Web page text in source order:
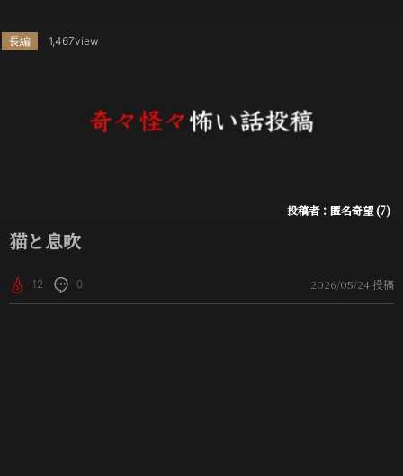
投稿者：匿名奇望 (7)
長編 1,467view
猫と息吹
12 0 2026/05/24 投稿